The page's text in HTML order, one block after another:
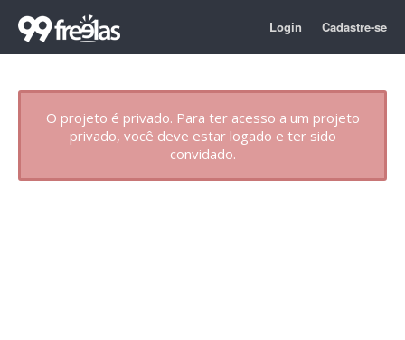
Login Cadastre-se
O projeto é privado. Para ter acesso a um projeto
privado, você deve estar logado e ter sido
convidado.